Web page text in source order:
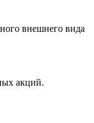
внешнего вида
акций.